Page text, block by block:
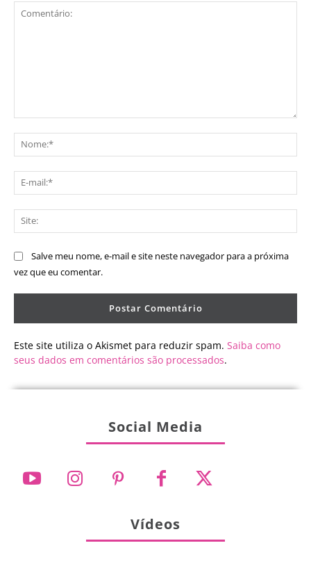
Salve meu nome, e-mail e site neste navegador para a próxima
vez que eu comentar.
Este site utiliza o Akismet para reduzir spam. Saiba como
seus dados em comentários são processados.
Social Media
Vídeos